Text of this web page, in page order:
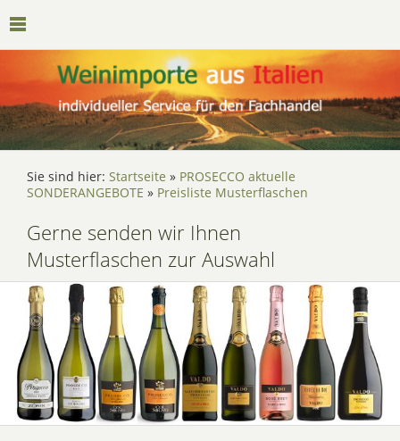
Sie sind hier: Startseite » PROSECCO aktuelle
SONDERANGEBOTE » Preisliste Musterflaschen
Gerne senden wir Ihnen
Musterflaschen zur Auswahl